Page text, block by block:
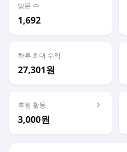
방문 수
1,692
하루 최대 수익
27,301원
후원 활동
3,000원